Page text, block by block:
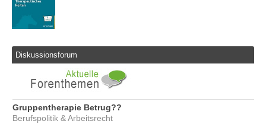
Diskussionsforum
Gruppentherapie Betrug??
Berufspolitik & Arbeitsrecht